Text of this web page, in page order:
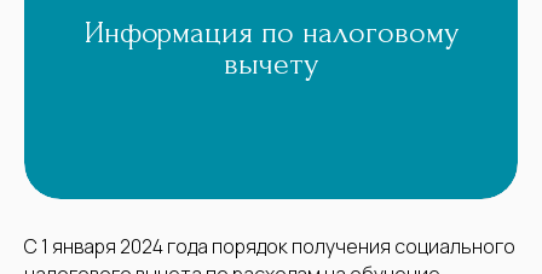
Вебинары в
Личный кабинет
Информация по налоговому
вычету
С 1 января 2024 года порядок получения социального